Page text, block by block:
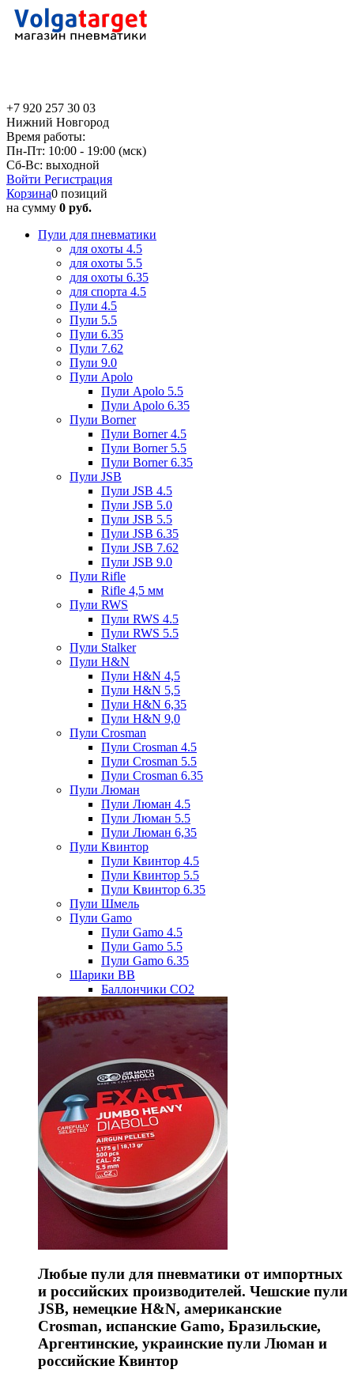
+7 920 257 30 03
Нижний Новгород
Время работы:
Пн-Пт: 10:00 - 19:00 (мск)
Сб-Вс: выходной
Войти Регистрация
Корзина0 позиций
на сумму 0 руб.
Пули для пневматики
для охоты 4.5
для охоты 5.5
для охоты 6.35
для спорта 4.5
Пули 4.5
Пули 5.5
Пули 6.35
Пули 7.62
Пули 9.0
Пули Apolo
Пули Apolo 5.5
Пули Apolo 6.35
Пули Borner
Пули Borner 4.5
Пули Borner 5.5
Пули Borner 6.35
Пули JSB
Пули JSB 4.5
Пули JSB 5.0
Пули JSB 5.5
Пули JSB 6.35
Пули JSB 7.62
Пули JSB 9.0
Пули Rifle
Rifle 4,5 мм
Пули RWS
Пули RWS 4.5
Пули RWS 5.5
Пули Stalker
Пули H&N
Пули H&N 4,5
Пули H&N 5,5
Пули H&N 6,35
Пули H&N 9,0
Пули Crosman
Пули Crosman 4.5
Пули Crosman 5.5
Пули Crosman 6.35
Пули Люман
Пули Люман 4.5
Пули Люман 5.5
Пули Люман 6,35
Пули Квинтор
Пули Квинтор 4.5
Пули Квинтор 5.5
Пули Квинтор 6.35
Пули Шмель
Пули Gamo
Пули Gamo 4.5
Пули Gamo 5.5
Пули Gamo 6.35
Шарики BB
Баллончики CO2
Любые пули для пневматики от импортных
и российских производителей. Чешские пули
JSB, немецкие H&N, американские
Crosman, испанские Gamo, Бразильские,
Аргентинские, украинские пули Люман и
российские Квинтор